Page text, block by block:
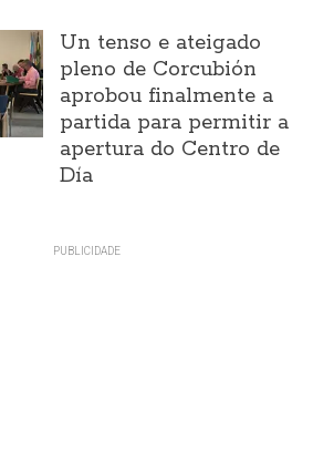
Un tenso e ateigado
pleno de Corcubión
aprobou finalmente a
partida para permitir a
apertura do Centro de
Día